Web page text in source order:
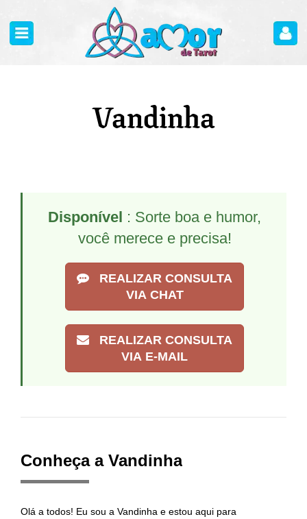
Vandinha
Disponível : Sorte boa e humor,
você merece e precisa!
REALIZAR CONSULTA
VIA CHAT
REALIZAR CONSULTA
VIA E-MAIL
Conheça a Vandinha
Olá a todos! Eu sou a Vandinha e estou aqui para